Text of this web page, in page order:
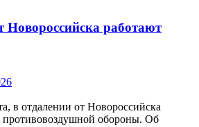
Новороссийска работают
в отдалении от Новороссийска
противовоздушной обороны. Об